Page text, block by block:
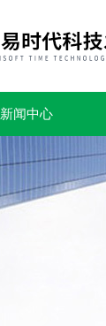
新闻中心